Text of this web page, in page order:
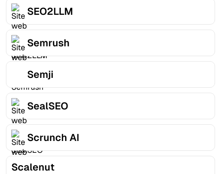
SEO2LLM
Semrush
Semji
SealSEO
Scrunch AI
Scalenut